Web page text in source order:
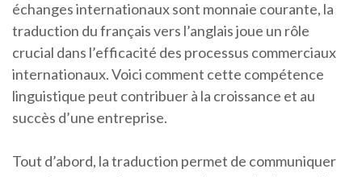
échanges internationaux sont monnaie courante, la
traduction du français vers l’anglais joue un rôle
crucial dans l’efficacité des processus commerciaux
internationaux. Voici comment cette compétence
linguistique peut contribuer à la croissance et au
succès d’une entreprise.
Tout d’abord, la traduction permet de communiquer